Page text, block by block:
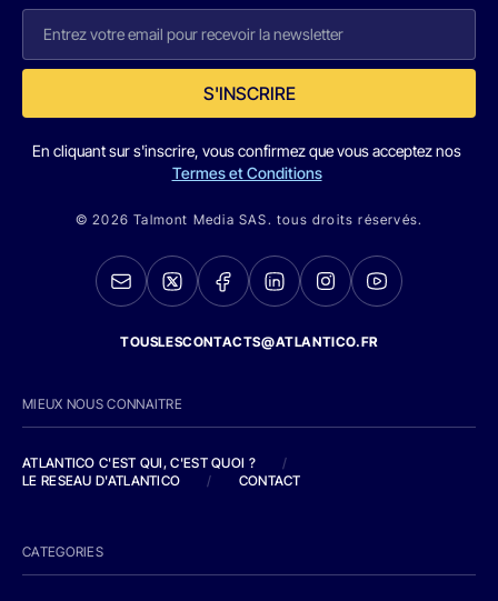
S'INSCRIRE
En cliquant sur s'inscrire, vous confirmez que vous acceptez nos
Termes et Conditions
© 2026 Talmont Media SAS. tous droits réservés.
TOUSLESCONTACTS@ATLANTICO.FR
MIEUX NOUS CONNAITRE
ATLANTICO C'EST QUI, C'EST QUOI ?
/
LE RESEAU D'ATLANTICO
/ CONTACT
CATEGORIES